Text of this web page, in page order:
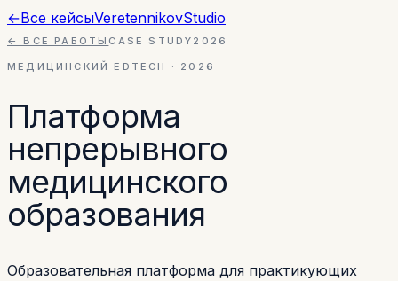
←Все кейсыVeretennikovStudio
← ВСЕ РАБОТЫ CASE STUDY 2026
МЕДИЦИНСКИЙ EDTECH · 2026
Платформа
непрерывного
медицинского
образования
Образовательная платформа для практикующих